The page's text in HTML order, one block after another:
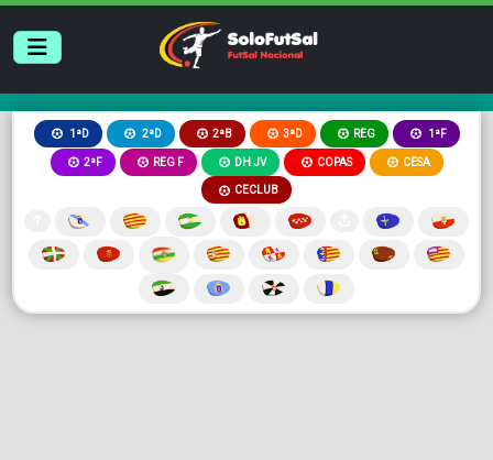
1ªD 2ªD 2ªB 3ªD REG 1ªF
2ªF REG F DH JV COPAS CESA
CECLUB